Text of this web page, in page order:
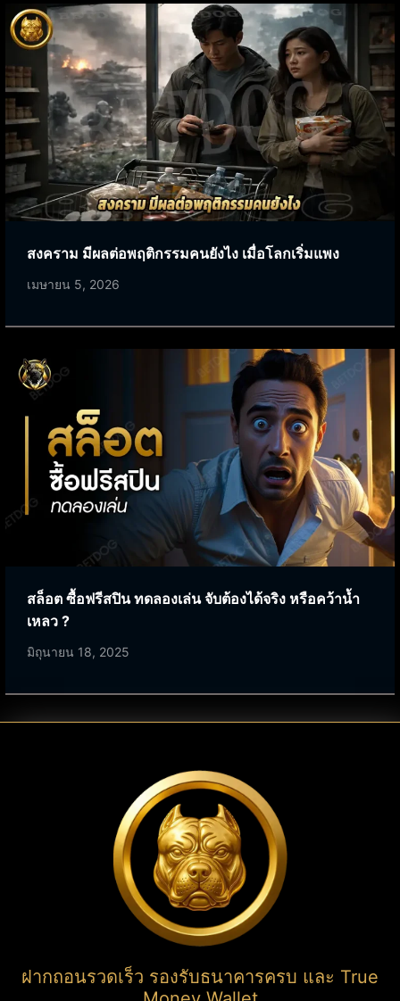
สงคราม มีผลต่อพฤติกรรมคนยังไง เมื่อโลกเริ่มแพง
เมษายน 5, 2026
สล็อต ซื้อฟรีสปิน ทดลองเล่น จับต้องได้จริง หรือคว้าน้ำ
เหลว ?
มิถุนายน 18, 2025
ฝากถอนรวดเร็ว รองรับธนาคารครบ และ True